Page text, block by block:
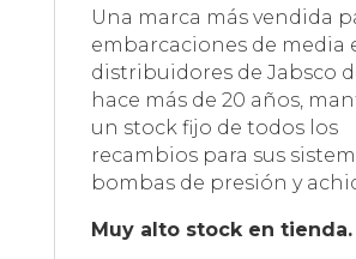
Una marca más vendida
embarcaciones de media
distribuidores de Jabsco
hace más de 20 años,
un stock fijo de todos los
recambios para sus
bombas de presión y
Muy alto stock en tienda.